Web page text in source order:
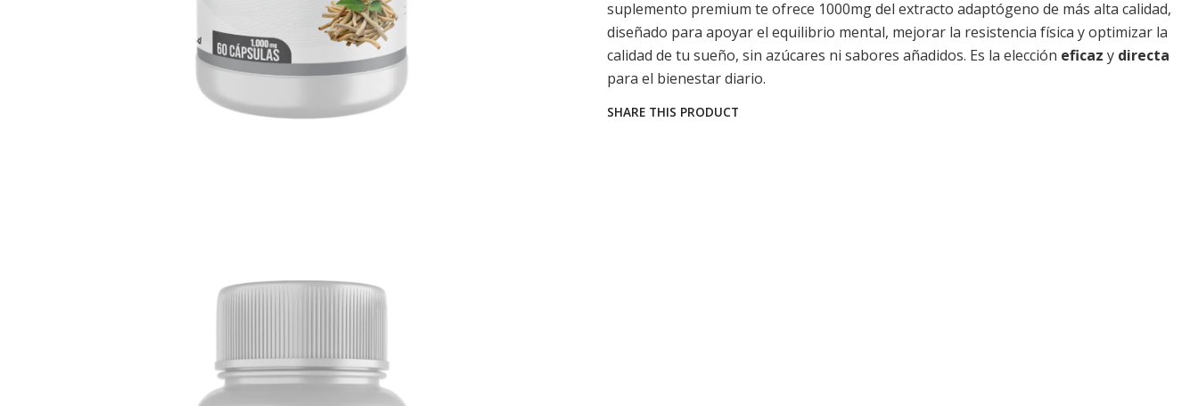
suplemento premium te ofrece 1000mg del extracto adaptógeno de más alta calidad,
diseñado para apoyar el equilibrio mental, mejorar la resistencia física y optimizar la
calidad de tu sueño, sin azúcares ni sabores añadidos. Es la elección eficaz y directa
para el bienestar diario.
SHARE THIS PRODUCT